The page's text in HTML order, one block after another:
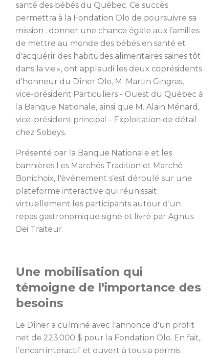
santé des bébés du Québec. Ce succès
permettra à la Fondation Olo de poursuivre sa
mission : donner une chance égale aux familles
de mettre au monde des bébés en santé et
d'acquérir des habitudes alimentaires saines tôt
dans la vie », ont applaudi les deux coprésidents
d'honneur du Dîner Olo, M. Martin Gingras,
vice-président Particuliers - Ouest du Québec à
la Banque Nationale, ainsi que M. Alain Ménard,
vice-président principal - Exploitation de détail
chez Sobeys.
Présenté par la Banque Nationale et les
bannières Les Marchés Tradition et Marché
Bonichoix, l'événement s'est déroulé sur une
plateforme interactive qui réunissait
virtuellement les participants autour d'un
repas gastronomique signé et livré par Agnus
Dei Traiteur.
Une mobilisation qui
témoigne de l'importance des
besoins
Le Dîner a culminé avec l'annonce d'un profit
net de 223 000 $ pour la Fondation Olo. En fait,
l'encan interactif et ouvert à tous a permis